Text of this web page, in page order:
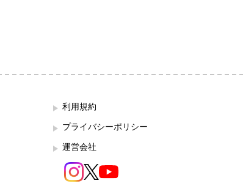
利用規約
プライバシーポリシー
運営会社